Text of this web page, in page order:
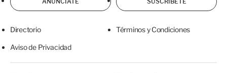
Directorio Términos y Condiciones
Aviso de Privacidad